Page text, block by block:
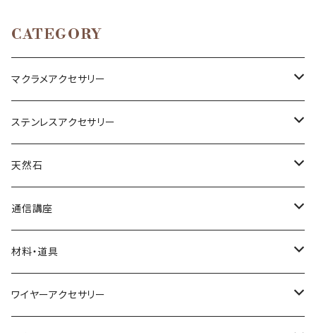
CATEGORY
マクラメアクセサリー
ネックレス
ブレスレット
リング
ピアス
小物
ステンレスアクセサリー
ネックレス
ピアス
天然石
丸玉
アベンチュリン
オニキス
カボション
アクアマリン
ポイント
通信講座
ブレスレット
リング
材料・道具
材料
ワイヤーアクセサリー